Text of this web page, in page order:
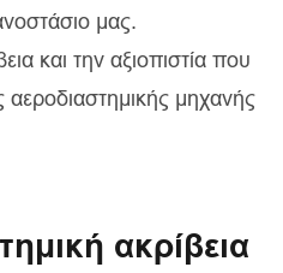
μας.
και την αξιοπιστία που
αεροδιαστημικής μηχανής
ακρίβεια